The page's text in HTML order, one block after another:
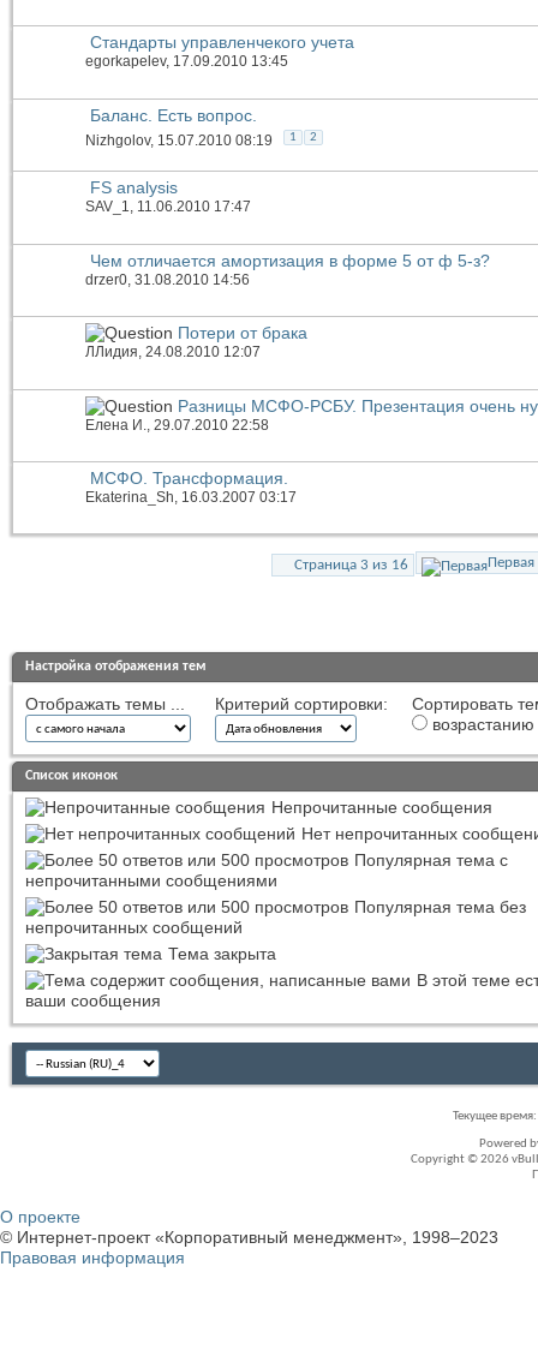
Стандарты управленчекого учета
egorkapelev, 17.09.2010 13:45
Баланс. Есть вопрос.
Nizhgolov, 15.07.2010 08:19 1 2
FS analysis
SAV_1, 11.06.2010 17:47
Чем отличается амортизация в форме 5 от ф 5-з?
drzer0 , 31.08.2010 14:56
Потери от брака
ЛЛидия, 24.08.2010 12:07
Разницы МСФО-РСБУ. Презентация очень
Елена И. , 29.07.2010 22:58
МСФО. Трансформация.
Ekaterina_Sh, 16.03.2007 03:17
Страница 3 из 16 Первая
Настройка отображения тем
Отображать темы ... Критерий сортировки:
Сортировать
возрастанию
Список иконок
Непрочитанные сообщения
Нет непрочитанных
Популярная тема с
непрочитанными сообщениями
Популярная тема без
непрочитанных сообщений
Тема закрыта
В этой теме
ваши сообщения
Текущее время:
Powered
Copyright © 2026
О проекте
© Интернет-проект «Корпоративный менеджмент», 1998–2023
Правовая информация